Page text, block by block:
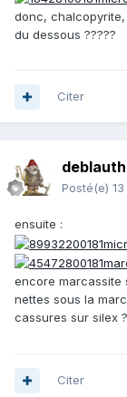
donc,
du dessous ?????
Citer
deblauth
Posté(e)
ensuite :
encore marcassite
nettes sous la
cassures sur silex
Citer